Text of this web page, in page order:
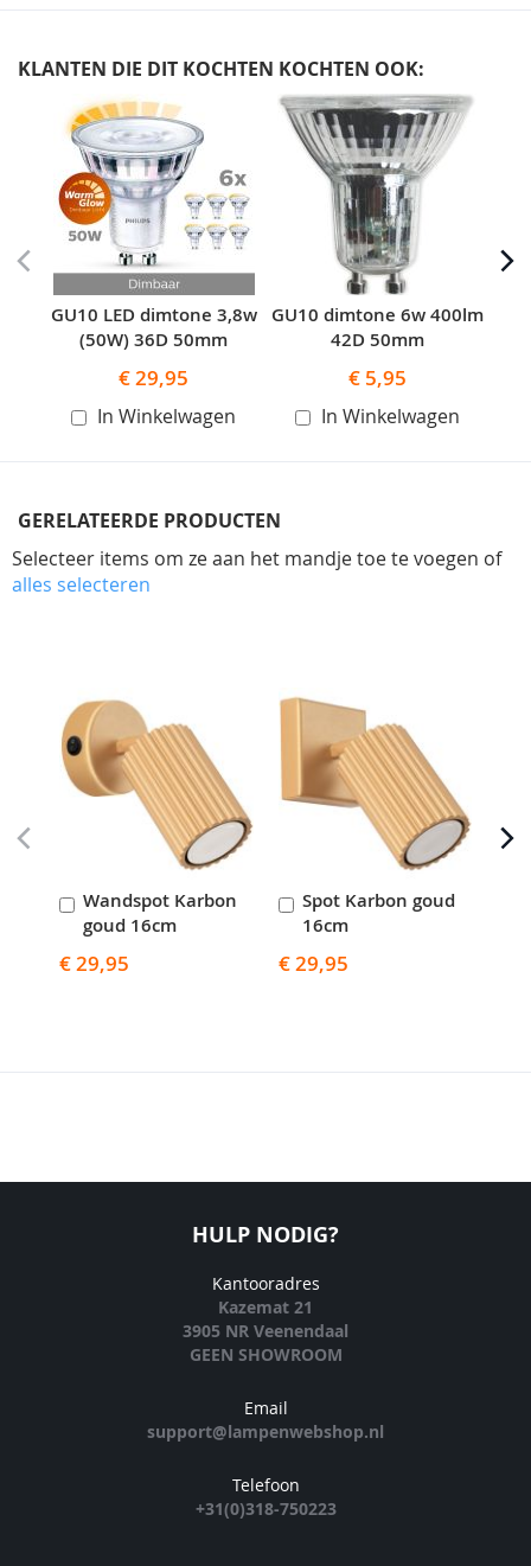
KLANTEN DIE DIT KOCHTEN KOCHTEN OOK:
Skip
carousel
GU10 LED dimtone 3,8w
(50W) 36D 50mm
€ 29,95
In Winkelwagen
GU10 dimtone 6w 400lm
42D 50mm
€ 5,95
In Winkelwagen
GERELATEERDE PRODUCTEN
Selecteer items om ze aan het mandje toe te voegen of
alles selecteren
Wandspot Karbon
goud 16cm
€ 29,95
In
Winkelwagen
Spot Karbon goud
16cm
€ 29,95
In
Winkelwagen
HULP NODIG?
Kantooradres
Kazemat 21
3905 NR Veenendaal
GEEN SHOWROOM
Email
support@lampenwebshop.nl
Telefoon
+31(0)318-750223